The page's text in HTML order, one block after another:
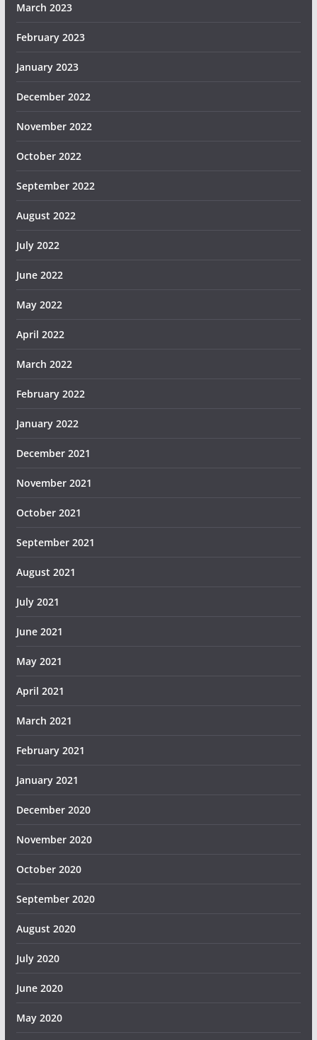
March 2023
February 2023
January 2023
December 2022
November 2022
October 2022
September 2022
August 2022
July 2022
June 2022
May 2022
April 2022
March 2022
February 2022
January 2022
December 2021
November 2021
October 2021
September 2021
August 2021
July 2021
June 2021
May 2021
April 2021
March 2021
February 2021
January 2021
December 2020
November 2020
October 2020
September 2020
August 2020
July 2020
June 2020
May 2020